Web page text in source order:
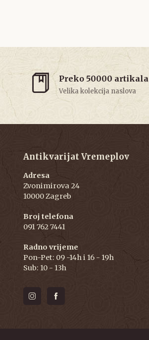
Preko 50000 artikala
Velika kolekcija naslova
Antikvarijat Vremeplov
Adresa
Zvonimirova 24
10000 Zagreb
Broj telefona
091 762 7441
Radno vrijeme
Pon-Pet: 09 -14h i 16 - 19h
Sub: 10 - 13h